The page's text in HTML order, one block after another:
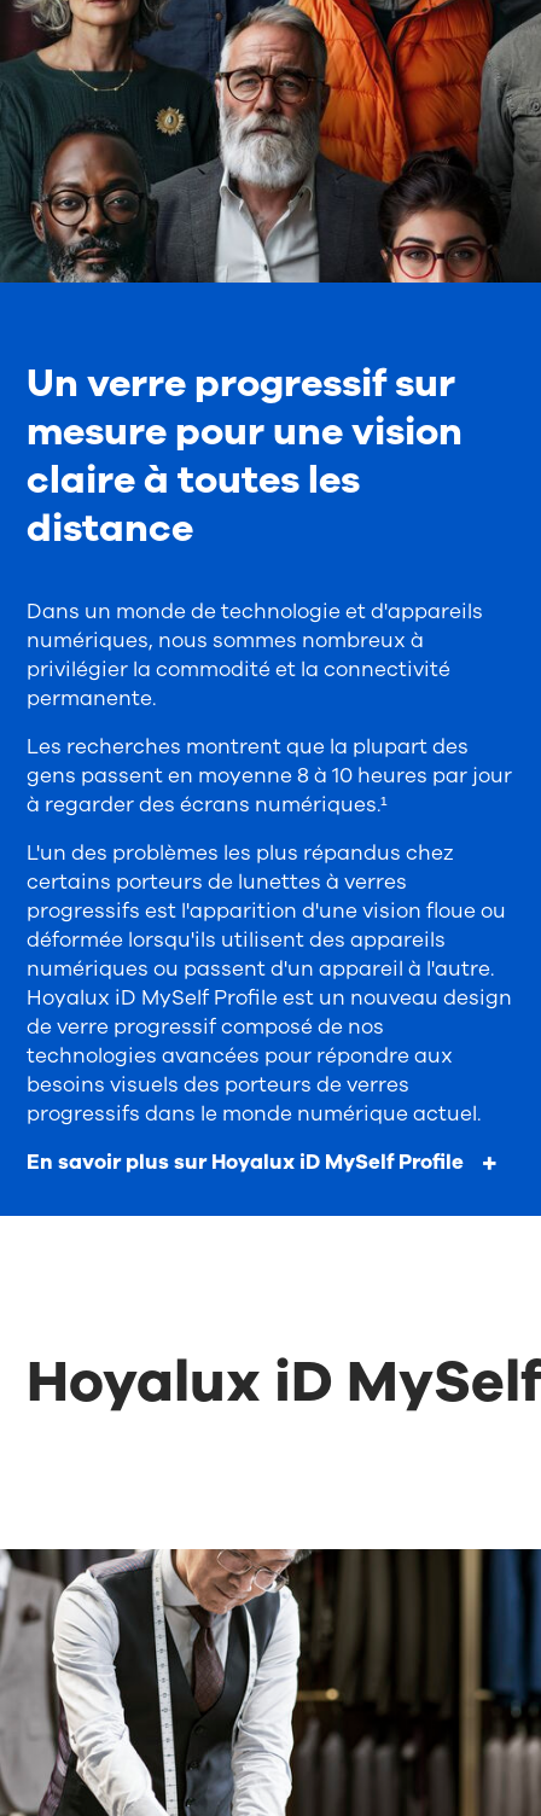
Un verre progressif sur
mesure pour une vision
claire à toutes les
distance
Dans un monde de technologie et d'appareils
numériques, nous sommes nombreux à
privilégier la commodité et la connectivité
permanente.
Les recherches montrent que la plupart des
gens passent en moyenne 8 à 10 heures par jour
à regarder des écrans numériques.¹
L'un des problèmes les plus répandus chez
certains porteurs de lunettes à verres
progressifs est l'apparition d'une vision floue ou
déformée lorsqu'ils utilisent des appareils
numériques ou passent d'un appareil à l'autre.
Hoyalux iD MySelf Profile est un nouveau design
de verre progressif composé de nos
technologies avancées pour répondre aux
besoins visuels des porteurs de verres
progressifs dans le monde numérique actuel.
En savoir plus sur Hoyalux iD MySelf Profile
Hoyalux iD